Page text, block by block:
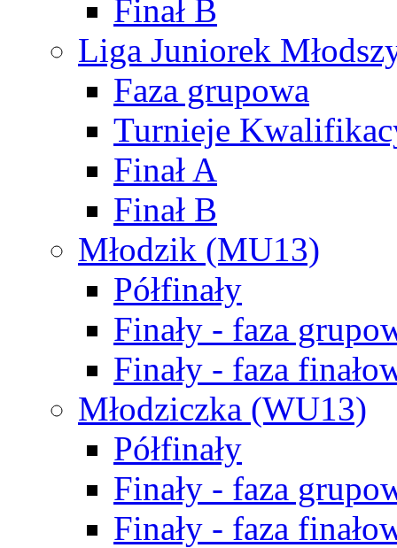
Finał B
Liga Juniorek
Faza grupowa
Turnieje
Finał A
Finał B
Młodzik (MU13)
Półfinały
Finały - faza
Finały - faza
Młodziczka (WU13)
Półfinały
Finały - faza
Finały - faza